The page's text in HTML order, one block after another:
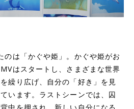
のは「かぐや姫」。かぐや姫がお
はスタートし、さまざまな世界
繰り広げ、自分の「好き」を見
います。ラストシーンでは、囚